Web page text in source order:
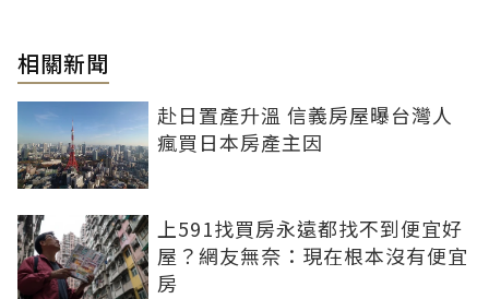
相關新聞
赴日置產升溫 信義房屋曝台灣人
瘋買日本房產主因
上591找買房永遠都找不到便宜好
屋？網友無奈：現在根本沒有便宜
房